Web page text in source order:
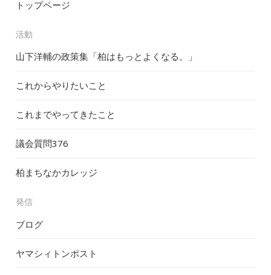
トップページ
活動
山下洋輔の政策集「柏はもっとよくなる。」
これからやりたいこと
これまでやってきたこと
議会質問376
柏まちなかカレッジ
発信
ブログ
ヤマシィトンポスト